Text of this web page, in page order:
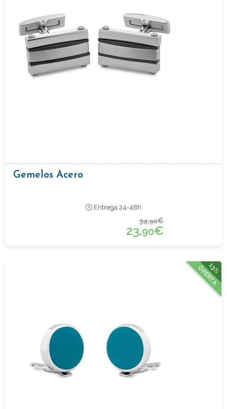
Gemelos Acero
Entrega 24-48h
34,90€
23,90€
13%
OFERTA